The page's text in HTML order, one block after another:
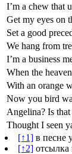
I’m a chew that
Get my eyes on
Set a good
We hang from
I’m a business
When the
With an orange
Now you bird
Angelina? Is
Thought I seen
[↑1] в песне
[↑2]